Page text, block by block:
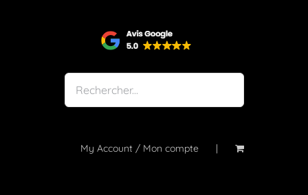
Shop
Notre atelier
À propos
Blog
My Account / Mon compte